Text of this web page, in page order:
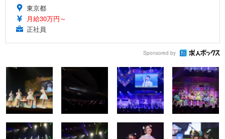
東京都
月給30万円～
正社員
Sponsored by